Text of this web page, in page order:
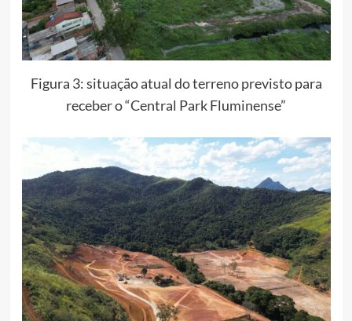
Figura 3: situação atual do terreno previsto para
receber o “Central Park Fluminense”